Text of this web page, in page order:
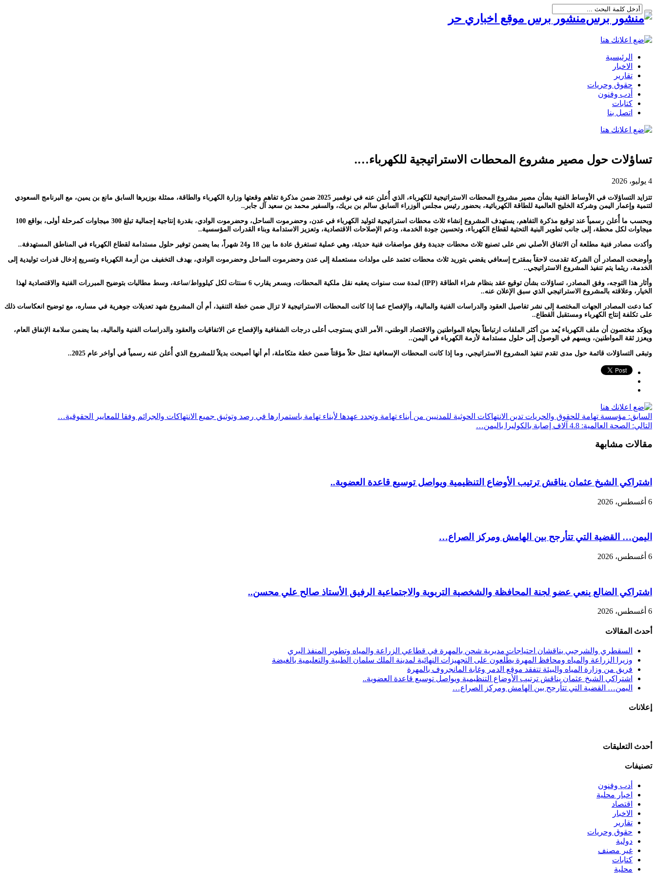
منشور برس موقع اخباري حر
الرئيسية
الاخبار
تقارير
حقوق وحريات
أدب وفنون
كتابات
اتصل بنا
تساؤلات حول مصير مشروع المحطات الاستراتيجية للكهرباء….
4 يوليو، 2026
تتزايد التساؤلات في الأوساط الفنية بشأن مصير مشروع المحطات الاستراتيجية للكهرباء، الذي أُعلن عنه في نوفمبر 2025 ضمن مذكرة تفاهم وقعتها وزارة الكهرباء والطاقة، ممثلة بوزيرها السابق مانع بن يمين، مع البرنامج السعودي
لتنمية وإعمار اليمن وشركة الخليج العالمية للطاقة الكهربائية، بحضور رئيس مجلس الوزراء السابق سالم بن بريك، والسفير محمد بن سعيد آل جابر..
وبحسب ما أُعلن رسمياً عند توقيع مذكرة التفاهم، يستهدف المشروع إنشاء ثلاث محطات استراتيجية لتوليد الكهرباء في عدن، وحضرموت الساحل، وحضرموت الوادي، بقدرة إنتاجية إجمالية تبلغ 300 ميجاوات كمرحلة أولى، بواقع 100
ميجاوات لكل محطة، إلى جانب تطوير البنية التحتية لقطاع الكهرباء، وتحسين جودة الخدمة، ودعم الإصلاحات الاقتصادية، وتعزيز الاستدامة وبناء القدرات المؤسسية..
وأكدت مصادر فنية مطلعة أن الاتفاق الأصلي نص على تصنيع ثلاث محطات جديدة وفق مواصفات فنية حديثة، وهي عملية تستغرق عادة ما بين 18 و24 شهراً، بما يضمن توفير حلول مستدامة لقطاع الكهرباء في المناطق المستهدفة..
وأوضحت المصادر أن الشركة تقدمت لاحقاً بمقترح إسعافي يقضي بتوريد ثلاث محطات تعتمد على مولدات مستعملة إلى عدن وحضرموت الساحل وحضرموت الوادي، بهدف التخفيف من أزمة الكهرباء وتسريع إدخال قدرات توليدية إلى
الخدمة، ريثما يتم تنفيذ المشروع الاستراتيجي..
وأثار هذا التوجه، وفق المصادر، تساؤلات بشأن توقيع عقد بنظام شراء الطاقة (IPP) لمدة ست سنوات يعقبه نقل ملكية المحطات، وبسعر يقارب 6 سنتات لكل كيلوواط/ساعة، وسط مطالبات بتوضيح المبررات الفنية والاقتصادية لهذا
الخيار، وعلاقته بالمشروع الاستراتيجي الذي سبق الإعلان عنه..
كما دعت المصادر الجهات المختصة إلى نشر تفاصيل العقود والدراسات الفنية والمالية، والإفصاح عما إذا كانت المحطات الاستراتيجية لا تزال ضمن خطة التنفيذ، أم أن المشروع شهد تعديلات جوهرية في مساره، مع توضيح انعكاسات ذلك
على تكلفة إنتاج الكهرباء ومستقبل القطاع..
ويؤكد مختصون أن ملف الكهرباء يُعد من أكثر الملفات ارتباطاً بحياة المواطنين والاقتصاد الوطني، الأمر الذي يستوجب أعلى درجات الشفافية والإفصاح عن الاتفاقيات والعقود والدراسات الفنية والمالية، بما يضمن سلامة الإنفاق العام،
ويعزز ثقة المواطنين، ويسهم في الوصول إلى حلول مستدامة لأزمة الكهرباء في اليمن..
وتبقى التساؤلات قائمة حول مدى تقدم تنفيذ المشروع الاستراتيجي، وما إذا كانت المحطات الإسعافية تمثل حلاً مؤقتاً ضمن خطة متكاملة، أم أنها أصبحت بديلاً للمشروع الذي أُعلن عنه رسمياً في أواخر عام 2025..
السابق: مؤسسة تهامة للحقوق والحريات تدين الانتهاكات الحوثية للمدنيين من أبناء تهامة وتجدد عهدها لأبناء تهامة باستمرارها في رصد وتوثيق جميع الانتهاكات والجرائم وفقا للمعايير الحقوقية…
التالي: الصحة العالمية: 4.8 آلاف إصابة بالكوليرا باليمن…
مقالات مشابهة
اشتراكي الشيخ عثمان يناقش ترتيب الأوضاع التنظيمية ويواصل توسيع قاعدة العضوية..
6 أغسطس، 2026
اليمن… القضية التي تتأرجح بين الهامش ومركز الصراع…
6 أغسطس، 2026
اشتراكي الضالع ينعي عضو لجنة المحافظة والشخصية التربوية والاجتماعية الرفيق الأستاذ صالح علي محسن..
6 أغسطس، 2026
أحدث المقالات
السقطري والشرجبي يناقشان احتياجات مديرية شحن بالمهرة في قطاعي الزراعة والمياه وتطوير المنفذ البري
وزيرا الزراعة والمياه ومحافظ المهرة يطّلعون على التجهيزات النهائية لمدينة الملك سلمان الطبية والتعليمية بالغيضة
فريق من وزارة المياه والبيئة تتفقد موقع الدمر وغابة المانجروف بالمهرة
اشتراكي الشيخ عثمان يناقش ترتيب الأوضاع التنظيمية ويواصل توسيع قاعدة العضوية..
اليمن… القضية التي تتأرجح بين الهامش ومركز الصراع…
إعلانات
أحدث التعليقات
تصنيفات
أدب وفنون
اخبار محلية
اقتصاد
الاخبار
تقارير
حقوق وحريات
دولية
غير مصنف
كتابات
محلية